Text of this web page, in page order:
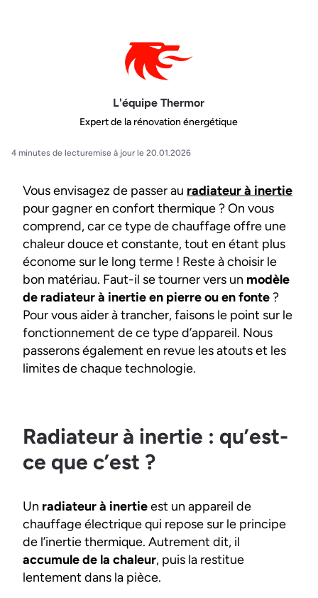
L'équipe Thermor
Expert de la rénovation énergétique
4 minutes de lecturemise à jour le 20.01.2026
Vous envisagez de passer au radiateur à inertie
pour gagner en confort thermique ? On vous
comprend, car ce type de chauffage offre une
chaleur douce et constante, tout en étant plus
économe sur le long terme ! Reste à choisir le
bon matériau. Faut-il se tourner vers un modèle
de radiateur à inertie en pierre ou en fonte?
Pour vous aider à trancher, faisons le point sur le
fonctionnement de ce type d’appareil. Nous
passerons également en revue les atouts et les
limites de chaque technologie.
Radiateur à inertie : qu’est-
ce que c’est ?
Un radiateur à inertieest un appareil de
chauffage électrique qui repose sur le principe
de l’inertie thermique. Autrement dit, il
accumule de la chaleur, puis la restitue
lentement dans la pièce.